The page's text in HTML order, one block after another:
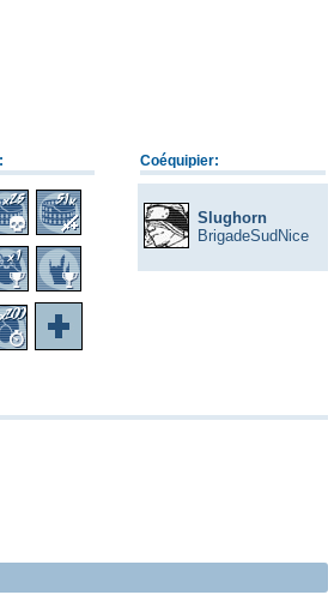
Coéquipier:
Slughorn
BrigadeSudNice